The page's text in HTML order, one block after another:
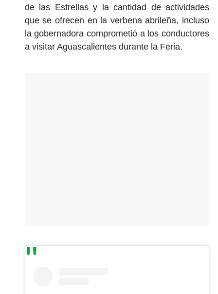
de las Estrellas y la cantidad de actividades
que se ofrecen en la verbena abrileña, incluso
la gobernadora comprometió a los conductores
a visitar Aguascalientes durante la Feria.